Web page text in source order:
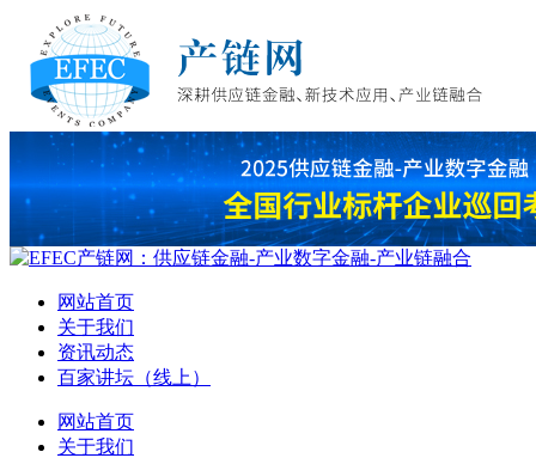
网站首页
关于我们
资讯动态
百家讲坛（线上）
网站首页
关于我们